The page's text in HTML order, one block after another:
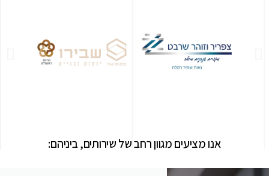
אנו מציעים מגוון רחב של שירותים, ביניהם: